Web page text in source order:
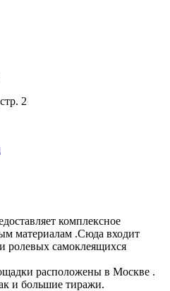
2
комплексное
материалам .Сюда входит
ролевых самоклеящихся
расположены в Москве .
и большие тиражи.